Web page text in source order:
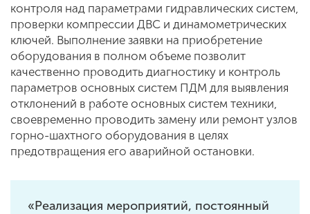
контроля над параметрами гидравлических систем,
проверки компрессии ДВС и динамометрических
ключей. Выполнение заявки на приобретение
оборудования в полном объеме позволит
качественно проводить диагностику и контроль
параметров основных систем ПДМ для выявления
отклонений в работе основных систем техники,
своевременно проводить замену или ремонт узлов
горно-шахтного оборудования в целях
предотвращения его аварийной остановки.
«Реализация мероприятий, постоянный